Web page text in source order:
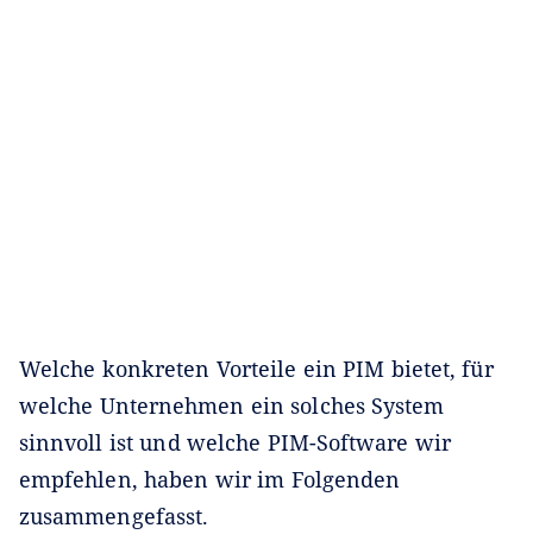
Welche konkreten Vorteile ein PIM bietet, für
welche Unternehmen ein solches System
sinnvoll ist und welche PIM-Software wir
empfehlen, haben wir im Folgenden
zusammengefasst.